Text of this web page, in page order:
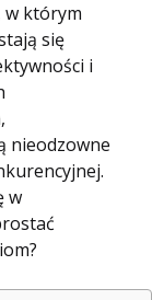
w którym
się
i
nieodzowne
w